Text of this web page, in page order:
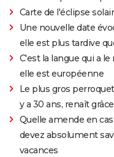
Carte de l'éclipse
Une nouvelle date
elle est plus tardive
C'est la langue qui a
elle est européenne
Le plus gros
y a 30 ans, renaît
Quelle amende en
devez absolument
vacances